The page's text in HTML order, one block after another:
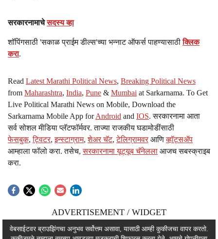
सरकारनामाचेसदस्य व्हा
शॉपिंगसाठी 'सकाळ प्राईम डील्स'च्या भन्नाट ऑफर्स पाहण्यासाठीक्लिक
करा.
Read Latest Marathi Political News, Breaking Political News
from Maharashtra, India, Pune & Mumbai at Sarkarnama. To Get
Live Political Marathi News on Mobile, Download the
Sarkarnama Mobile App forAndroid and IOS. सरकारनामा आता
सर्व सोशल मीडिया प्लॅटफॉर्मवर. ताज्या राजकीय घडामोडींसाठी
फेसबुक,ट्विटर,इन्स्टाग्राम,शेअर चॅट,टेलिग्रामवर आणिव्हॉट्सॲप
आम्हाला फॉलो करा. तसेच,सरकारनामा यूट्यूब चॅनेलला आजच सबस्क्राइब
करा.
ADVERTISEMENT / WIDGET
ADVERTISEMENT / WIDGET
वेबसाईटवर ब्राउझिंगचा अनुभव सर्वोत्तम असावा, यासाठी आम्ही कुकीजचा वापर करतो.